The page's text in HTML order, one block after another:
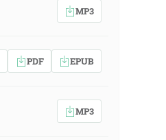
MP3
PDF EPUB
MP3